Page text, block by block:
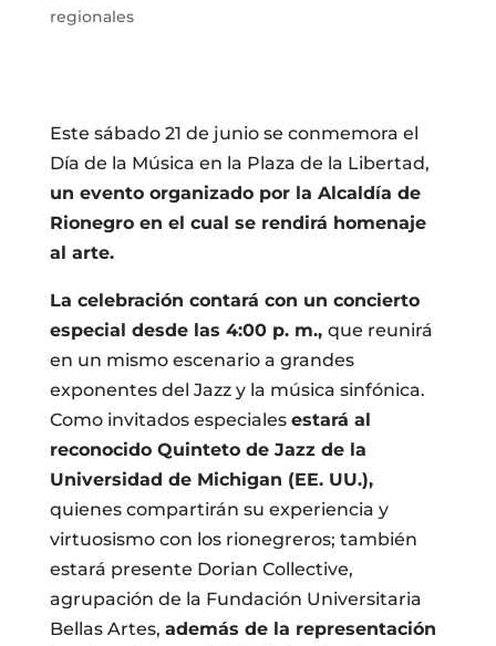
regionales
Este sábado 21 de junio se conmemora el
Día de la Música en la Plaza de la Libertad,
un evento organizado por la Alcaldía de
Rionegro en el cual se rendirá homenaje
al arte.
La celebración contará con un concierto
especial desde las 4:00 p. m., que reunirá
en un mismo escenario a grandes
exponentes del Jazz y la música sinfónica.
Como invitados especiales estará al
reconocido Quinteto de Jazz de la
Universidad de Michigan (EE. UU.),
quienes compartirán su experiencia y
virtuosismo con los rionegreros; también
estará presente Dorian Collective,
agrupación de la Fundación Universitaria
Bellas Artes, además de la representación